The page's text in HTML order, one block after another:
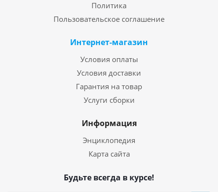
Политика
Пользовательское соглашение
Интернет-магазин
Условия оплаты
Условия доставки
Гарантия на товар
Услуги сборки
Информация
Энциклопедия
Карта сайта
Будьте всегда в курсе!